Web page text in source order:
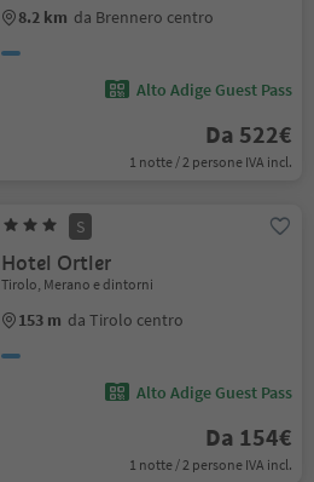
8.2 km da Brennero centro
Alto Adige Guest Pass
Da 522€
1 notte / 2 persone IVA incl.
S
Hotel Ortler
Tirolo, Merano e dintorni
153 m da Tirolo centro
Alto Adige Guest Pass
Da 154€
1 notte / 2 persone IVA incl.